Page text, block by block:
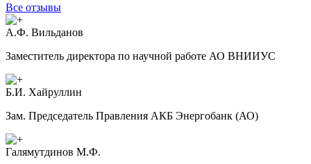
Все отзывы
А.Ф. Вильданов
Заместитель директора по научной работе АО ВНИИУС
Б.И. Хайруллин
Зам. Председатель Правления АКБ Энергобанк (АО)
Галямутдинов М.Ф.